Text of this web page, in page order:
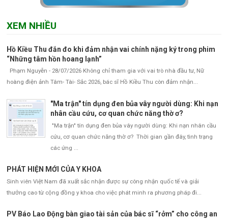
XEM NHIỀU
Hồ Kiều Thu đắn đo khi đảm nhận vai chính nặng ký trong phim
“Những tâm hồn hoang lạnh”
Phạm Nguyễn - 28/07/2026 Không chỉ tham gia với vai trò nhà đầu tư, Nữ
hoàng điện ảnh Tâm- Tài- Sắc 2026, bác sĩ Hồ Kiều Thu còn đảm nhận...
"Ma trận" tín dụng đen bủa vây người dùng: Khi nạn
nhân cầu cứu, cơ quan chức năng thờ ơ?
"Ma trận" tín dụng đen bủa vây người dùng: Khi nạn nhân cầu
cứu, cơ quan chức năng thờ ơ? Thời gian gần đây, tình trạng
các ứng ...
PHÁT HIỆN MỚI CỦA Y KHOA
Sinh viên Việt Nam đã xuất sắc nhận được sự công nhận quốc tế và giải
thưởng cao từ cộng đồng y khoa cho việc phát minh ra phương pháp đi...
PV Báo Lao Động bàn giao tài sản của bác sĩ “rởm” cho công an